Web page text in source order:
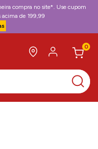
compra no site*. Use cupom
acima de 199,99
0